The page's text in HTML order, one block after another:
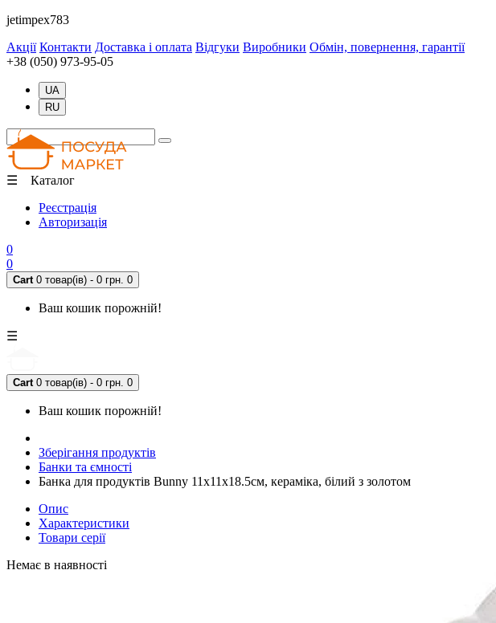
jetimpex783
Акції Контакти Доставка і оплата Відгуки Виробники Обмін, повернення, гарантії
+38 (050) 973-95-05
UA
RU
☰ Каталог
Реєстрація
Авторизація
0
0
Cart 0 товар(ів) - 0 грн. 0
Ваш кошик порожній!
☰
Cart 0 товар(ів) - 0 грн. 0
Ваш кошик порожній!
Зберігання продуктів
Банки та ємності
Банка для продуктів Bunny 11х11х18.5см, кераміка, білий з золотом
Опис
Характеристики
Товари серії
Немає в наявності